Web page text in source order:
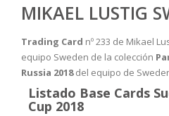
MIKAEL LUSTIG
Trading Card nº 233 de Mikael
equipo Sweden de la colección
Russia 2018del equipo de
Listado Base Cards
Cup 2018